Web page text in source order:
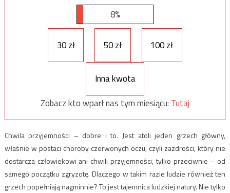
8%
30 zł 50 zł 100 zł
Inna kwota
Zobacz kto wparł nas tym miesiącu: Tutaj
Chwila przyjemności – dobre i to. Jest atoli jeden grzech główny,
właśnie w postaci choroby czerwonych oczu, czyli zazdrości, który nie
dostarcza człowiekowi ani chwili przyjemności, tylko przeciwnie – od
samego początku zgryzotę. Dlaczego w takim razie ludzie również ten
grzech popełniają nagminnie? To jest tajemnica ludzkiej natury. Nie tylko